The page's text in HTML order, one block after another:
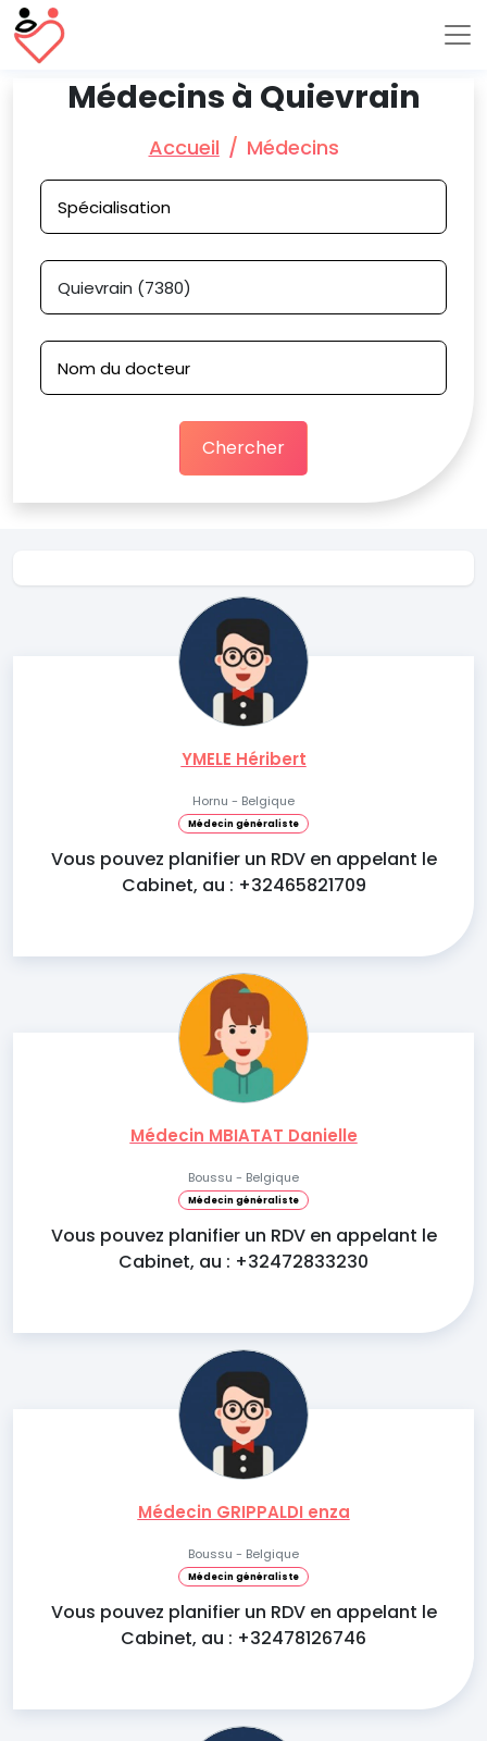
Médecins à Quievrain
Accueil Médecins
Chercher
YMELE Héribert
Hornu - Belgique
Médecin généraliste
Vous pouvez planifier un RDV en appelant le
Cabinet, au : +32465821709
Médecin MBIATAT Danielle
Boussu - Belgique
Médecin généraliste
Vous pouvez planifier un RDV en appelant le
Cabinet, au : +32472833230
Médecin GRIPPALDI enza
Boussu - Belgique
Médecin généraliste
Vous pouvez planifier un RDV en appelant le
Cabinet, au : +32478126746